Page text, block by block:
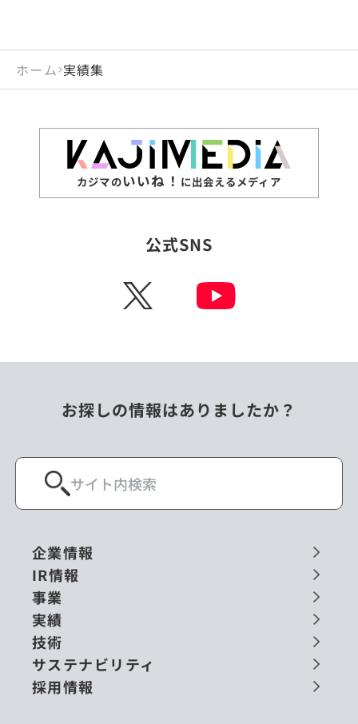
ホーム 実績集
カジマのいいね！ に出会えるメディア
公式SNS
X
お探しの情報はありましたか？
企業情報
IR情報
事業
実績
技術
サステナビリティ
採用情報